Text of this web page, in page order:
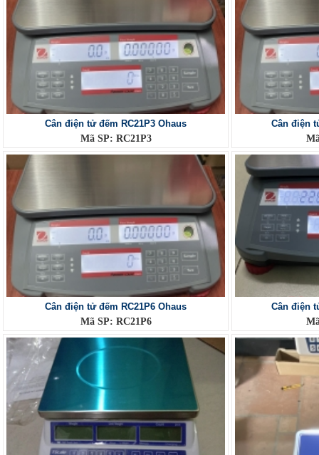
Cân điện tử đếm RC21P3 Ohaus
Mã SP: RC21P3
Cân điện
Cân điện tử đếm RC21P6 Ohaus
Mã SP: RC21P6
Cân điện